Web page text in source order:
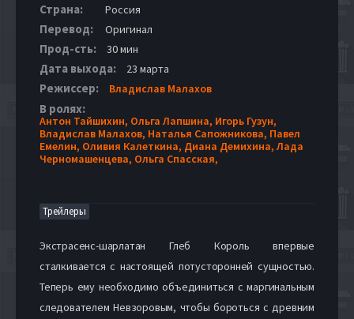
Страна: Россия
Перевод: Оригинал
Прод-сть: 30 мин
Дата выхода: 23 марта
Режиссер: Владислав Малахов
В ролях:
Антон Тайшихин, Ольга Лапшина, Игорь Гузун,
Владислав Малахов, Наталья Сапожникова, Павел
Емелин, Оливия Калеткина, Диана Демихина,Лада
Черномашенцева, Ольга Спасская,
Трейлеры
Экстрасенс-шарлатан Глеб Король впервые
сталкивается с настоящей потусторонней сущностью.
Теперь ему необходимо объединиться с маргинальным
следователем Невзоровым, чтобы бороться с древним